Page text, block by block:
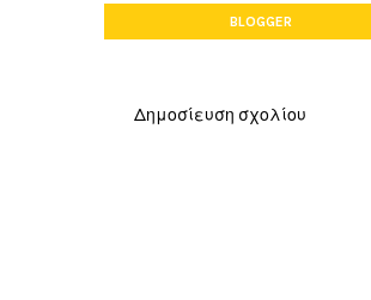
BLOGGER
Δημοσίευση σχολίου